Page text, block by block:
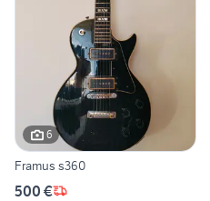
6
Framus s360
500 €